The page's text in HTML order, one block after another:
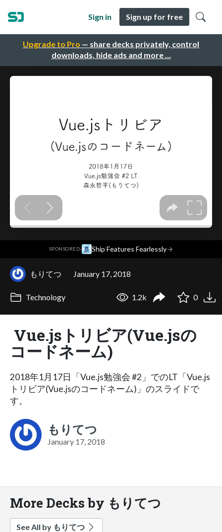
Upgrade to Pro — share decks privately, control
downloads, hide ads and more …
Sign in Sign up for free
SPONSORED· Ship Features Fearlessly→
もりてつ January 17, 2018
Technology 1.2k 0
Vue.jsトリビア(Vue.jsの
コードネーム)
2018年1月17日「Vue.js勉強会 #2」でのLT「Vue.js
トリビア(Vue.jsのコードネーム)」のスライドで
す。
もりてつ
January 17, 2018
More Decks by もりてつ
See All by もりてつ